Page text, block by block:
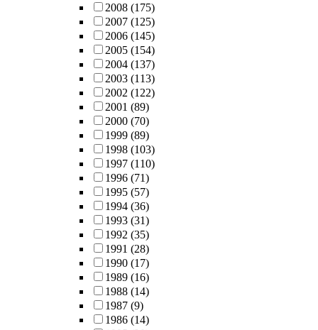
2008 (175)
2007 (125)
2006 (145)
2005 (154)
2004 (137)
2003 (113)
2002 (122)
2001 (89)
2000 (70)
1999 (89)
1998 (103)
1997 (110)
1996 (71)
1995 (57)
1994 (36)
1993 (31)
1992 (35)
1991 (28)
1990 (17)
1989 (16)
1988 (14)
1987 (9)
1986 (14)